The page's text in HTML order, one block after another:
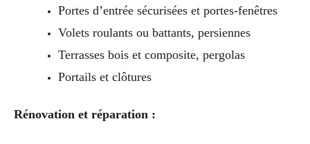
Portes d’entrée sécurisées et portes-fenêtres
Volets roulants ou battants, persiennes
Terrasses bois et composite, pergolas
Portails et clôtures
Rénovation et réparation :